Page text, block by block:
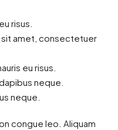
risus.
sit amet, consectetuer
eu risus.
neque.
neque.
congue leo. Aliquam